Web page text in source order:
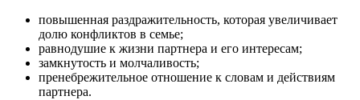
повышенная раздражительность, которая увеличивает
долю конфликтов в семье;
равнодушие к жизни партнера и его интересам;
замкнутость и молчаливость;
пренебрежительное отношение к словам и действиям
партнера.